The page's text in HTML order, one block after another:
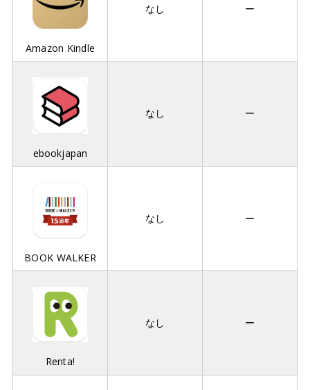
Amazon Kindle
なし ー
ebookjapan
なし ー
BOOK WALKER
なし ー
Renta!
なし ー